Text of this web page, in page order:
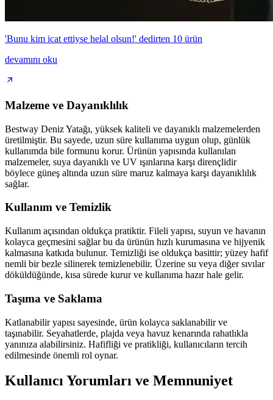
'Bunu kim icat ettiyse helal olsun!' dedirten 10 ürün
devamını oku
Malzeme ve Dayanıklılık
Bestway Deniz Yatağı, yüksek kaliteli ve dayanıklı malzemelerden
üretilmiştir. Bu sayede, uzun süre kullanıma uygun olup, günlük
kullanımda bile formunu korur. Ürünün yapısında kullanılan
malzemeler, suya dayanıklı ve UV ışınlarına karşı dirençlidir
böylece güneş altında uzun süre maruz kalmaya karşı dayanıklılık
sağlar.
Kullanım ve Temizlik
Kullanım açısından oldukça pratiktir. Fileli yapısı, suyun ve havanın
kolayca geçmesini sağlar bu da ürünün hızlı kurumasına ve hijyenik
kalmasına katkıda bulunur. Temizliği ise oldukça basittir; yüzey hafif
nemli bir bezle silinerek temizlenebilir. Üzerine su veya diğer sıvılar
döküldüğünde, kısa sürede kurur ve kullanıma hazır hale gelir.
Taşıma ve Saklama
Katlanabilir yapısı sayesinde, ürün kolayca saklanabilir ve
taşınabilir. Seyahatlerde, plajda veya havuz kenarında rahatlıkla
yanınıza alabilirsiniz. Hafifliği ve pratikliği, kullanıcıların tercih
edilmesinde önemli rol oynar.
Kullanıcı Yorumları ve Memnuniyet